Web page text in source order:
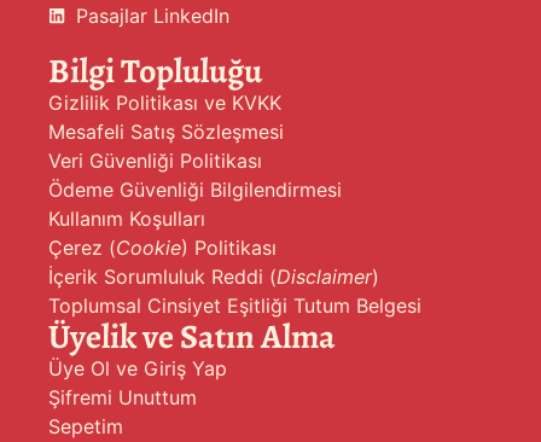
Pasajlar LinkedIn
Bilgi Topluluğu
Gizlilik Politikası ve KVKK
Mesafeli Satış Sözleşmesi
Veri Güvenliği Politikası
Ödeme Güvenliği Bilgilendirmesi
Kullanım Koşulları
Çerez (Cookie) Politikası
İçerik Sorumluluk Reddi (Disclaimer)
Toplumsal Cinsiyet Eşitliği Tutum Belgesi
Üyelik ve Satın Alma
Üye Ol ve Giriş Yap
Şifremi Unuttum
Sepetim